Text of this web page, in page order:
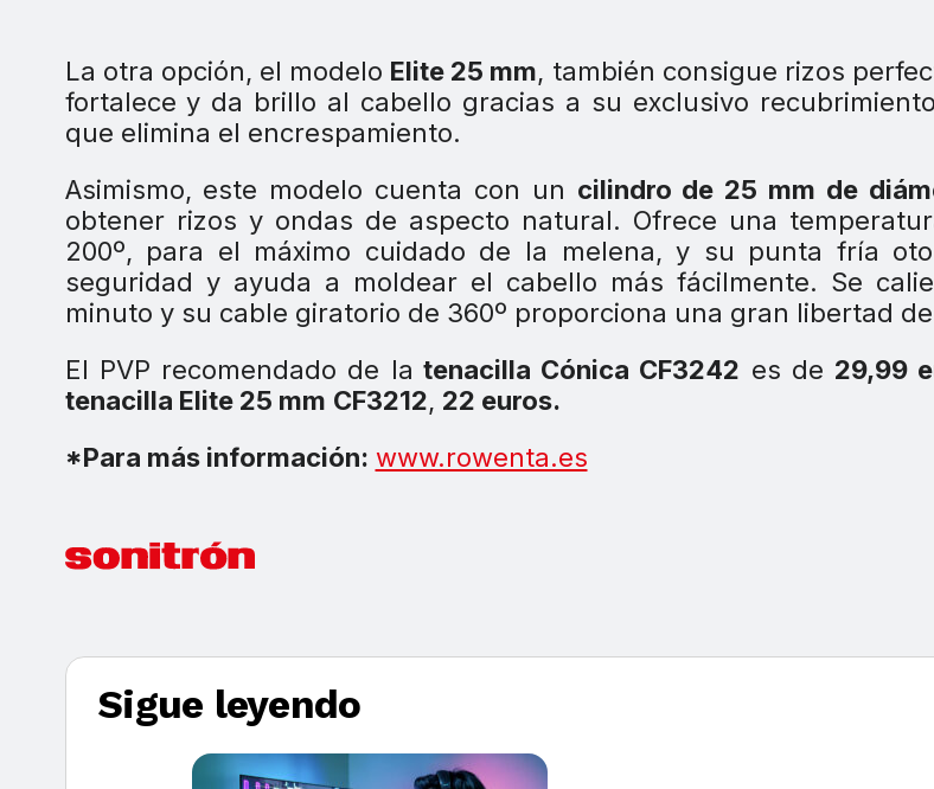
La otra opción, el modelo Elite 25 mm, también consigue rizos
fortalece y da brillo al cabello gracias a su exclusivo
que elimina el encrespamiento.
Asimismo, este modelo cuenta con un cilindro de 25 mm de
obtener rizos y ondas de aspecto natural. Ofrece una
200º, para el máximo cuidado de la melena, y su punta fría
seguridad y ayuda a moldear el cabello más fácilmente. Se
minuto y su cable giratorio de 360º proporciona una gran libertad
El PVP recomendado de la tenacilla Cónica CF3242 es de 29,99
tenacilla Elite 25 mm CF3212, 22 euros.
*Para más información: www.rowenta.es
Sigue leyendo